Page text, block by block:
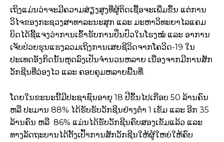
ເຖິງແມ່ນວ່າຈະມີຄວາມສ່ຽງສູງທີ່ຜູ້ຕິດເຊື້ອຈະເພີ່ມຂຶ້ນ ແຕ່ການ
ວິໄຈຂອງກະຊວງສາທາລະນະສຸກ ແລະ ມະຫາວິທະຍາໄລແຄມ
ບິດໄດ້ຊີ້ແຈງວ່າການເຂົ້າຮັບການປິ່ນປົວໃນໂຮງໝໍ ແລະ ອາການ
ເຈັບປ່ວຍຮຸນແຮງລວມເຖິງການເສຍຊີວິດຈາກໂຄວິດ-19 ໃນ
ປະເທດອັງກິດນັ້ນຫຸດລົງເປັນຈໍານວນຫລາຍ ເນື່ອງຈາກມີການສັກ
ວັກຊີນທີ່ວ່ອງໄວ ແລະ ຄອບຄຸມຫລາຍພື້ນທີ່.
ໂດຍໃນຂະນະນີ້ມີປະຊາຊົນອາຍຸ 18 ປີຂຶ້ນໄປເກືອບ 50 ລ້ານຄົນ
ຫລື ປະມານ 88% ໄດ້ຮັບຮັບວັກຊີນຢ່າງຕໍ່າ 1 ເຂັມ ແລະ ອີກ 35
ລ້ານຄົນ ຫລື 86% ແມ່ນໄດ້ຮັບວັກຊີນຄົບສອງເຂັມແລ້ວ ແລະ
ທາງລັດຖະບານໄດ້ຕັ້ງເປົ້າການສັກວັກຊີນໃຫ້ຜູ້ໃຫຍ່ໃຫ້ຄົບ